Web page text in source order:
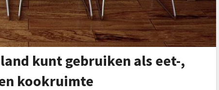
kunt gebruiken als eet-,
kookruimte